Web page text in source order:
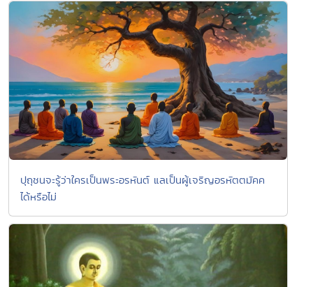
ปุถุชนจะรู้ว่าใครเป็นพระอรหันต์ แลเป็นผู้เจริญอรหัตตมัคค
ได้หรือไม่